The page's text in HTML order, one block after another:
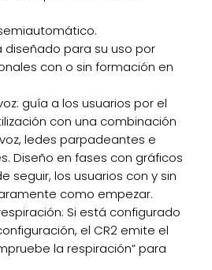
diseñado para su uso por
con o sin formación en
guía a los usuarios por el
con una combinación
ledes parpadeantes e
Diseño en fases con gráficos
seguir, los usuarios con y sin
como empezar.
Si está configurado
el CR2 emite el
la respiración” para